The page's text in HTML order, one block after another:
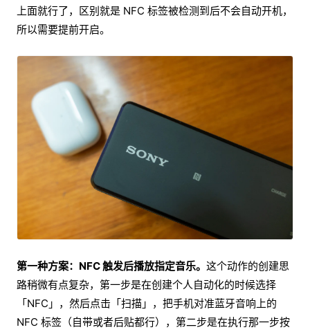
上面就行了，区别就是 NFC 标签被检测到后不会自动开机，
所以需要提前开启。
第一种方案：NFC 触发后播放指定音乐。 这个动作的创建思
路稍微有点复杂，第一步是在创建个人自动化的时候选择
「NFC」，然后点击「扫描」，把手机对准蓝牙音响上的
NFC 标签（自带或者后贴都行），第二步是在执行那一步按